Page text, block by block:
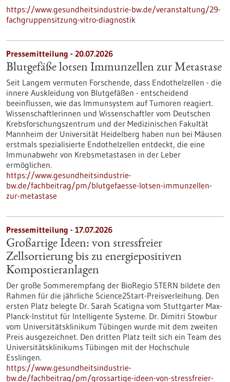
https://www.gesundheitsindustrie-bw.de/veranstaltung/29-
fachgruppensitzung-vitro-diagnostik
Pressemitteilung - 20.07.2026
Blutgefäße lotsen Immunzellen zur Metastase
Seit Langem vermuten Forschende, dass Endothelzellen - die
innere Auskleidung von Blutgefäßen - entscheidend
beeinflussen, wie das Immunsystem auf Tumoren reagiert.
Wissenschaftlerinnen und Wissenschaftler vom Deutschen
Krebsforschungszentrum und der Medizinischen Fakultät
Mannheim der Universität Heidelberg haben nun bei Mäusen
erstmals spezialisierte Endothelzellen entdeckt, die eine
Immunabwehr von Krebsmetastasen in der Leber
ermöglichen.
https://www.gesundheitsindustrie-
bw.de/fachbeitrag/pm/blutgefaesse-lotsen-immunzellen-
zur-metastase
Pressemitteilung - 17.07.2026
Großartige Ideen: von stressfreier
Zellsortierung bis zu energiepositiven
Kompostieranlagen
Der große Sommerempfang der BioRegio STERN bildete den
Rahmen für die jährliche Science2Start-Preisverleihung. Den
ersten Platz belegte Dr. Sarah Scatigna vom Stuttgarter Max-
Planck-Institut für Intelligente Systeme. Dr. Dimitri Stowbur
vom Universitätsklinikum Tübingen wurde mit dem zweiten
Preis ausgezeichnet. Den dritten Platz teilt sich ein Team des
Universitätsklinikums Tübingen mit der Hochschule
Esslingen.
https://www.gesundheitsindustrie-
bw.de/fachbeitrag/pm/grossartige-ideen-von-stressfreier-